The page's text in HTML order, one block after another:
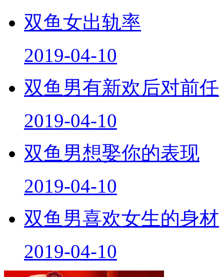
双鱼女出轨率
2019-04-10
双鱼男有新欢后对前任
2019-04-10
双鱼男想娶你的表现
2019-04-10
双鱼男喜欢女生的身材
2019-04-10